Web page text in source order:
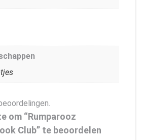
om “Rumparooz
Club” te beoordelen